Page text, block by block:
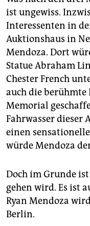
ist ungewiss.
Interessenten in
Auktionshaus in
Mendoza. Dort
Statue Abraham
Chester French
auch die
Memorial
Fahrwasser dieser
einen
würde Mendoza
Doch im Grunde ist
gehen wird. Es ist
Ryan Mendoza
Berlin.